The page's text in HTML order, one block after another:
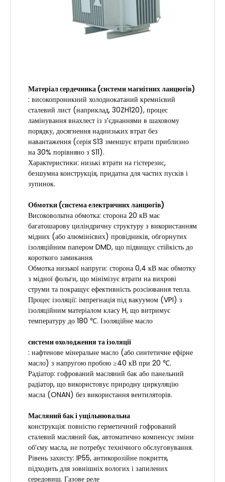
Матеріал сердечника (системи магнітних ланцюгів)
: високопроникний холоднокатаний кремнієвий
сталевий лист (наприклад, 30ZH120), процес
ламінування внахлест із з’єднаннями в шаховому
порядку, досягнення наднизьких втрат без
навантаження (серія S13 зменшує втрати приблизно
на 30% порівняно з S11).
Характеристики: низькі втрати на гістерезис,
безшумна конструкція, придатна для частих пусків і
зупинок.
Обмотки (система електричних ланцюгів)
Високовольтна обмотка: сторона 20 кВ має
багатошарову циліндричну структуру з використанням
мідних (або алюмінієвих) провідників, обгорнутих
ізоляційним папером DMD, що підвищує стійкість до
короткого замикання.
Обмотка низької напруги: сторона 0,4 кВ має обмотку
з мідної фольги, що мінімізує втрати на вихрові
струми та покращує ефективність розсіювання тепла.
Процес ізоляції: імпрегнація під вакуумом (VPI) з
ізоляційним матеріалом класу H, що витримує
температуру до 180 ℃. Ізоляційне масло
системи охолодження та ізоляції
: нафтенове мінеральне масло (або синтетичне ефірне
масло) з напругою пробою ≥40 кВ при 20 ℃.
Радіатор: гофрований масляний бак або панельний
радіатор, що використовує природну циркуляцію
масла (ONAN) без використання вентиляторів.
Масляний бак і ущільнювальна
конструкція: повністю герметичний гофрований
сталевий масляний бак, автоматично компенсує зміни
об’єму масла, не потребує технічного обслуговування.
Рівень захисту: IP55, антикорозійне покриття,
підходить для зовнішніх вологих і запилених
середовищ. Газове реле